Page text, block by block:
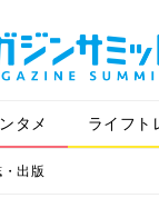
タメ ライフト
出版